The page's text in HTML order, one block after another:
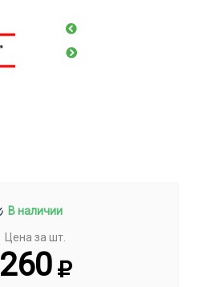
В наличии
Цена за шт.
260